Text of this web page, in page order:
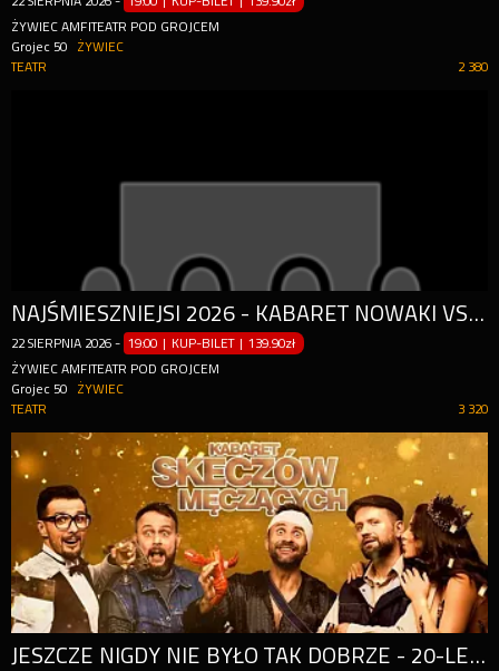
ŻYWIEC AMFITEATR POD GROJCEM
Grojec 50
ŻYWIEC
2 380
TEATR
NAJŚMIESZNIEJSI 2026 - KABARET NOWAKI VS KABARET SKECZÓW MĘCZĄCYCH
22 SIERPNIA 2026 - 19:00 | KUP-BILET |139.90zł
ŻYWIEC AMFITEATR POD GROJCEM
Grojec 50
ŻYWIEC
3 320
TEATR
JESZCZE NIGDY NIE BYŁO TAK DOBRZE - 20-LECIE KABARETU